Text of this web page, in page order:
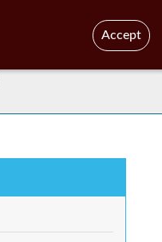
Accept